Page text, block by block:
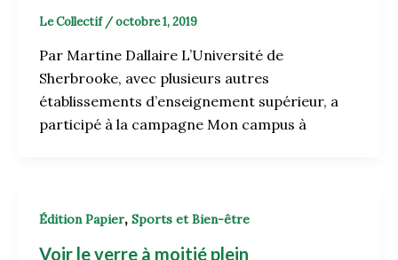
Le Collectif /octobre 1, 2019
Par Martine Dallaire L’Université de
Sherbrooke, avec plusieurs autres
établissements d’enseignement supérieur, a
participé à la campagne Mon campus à
Édition Papier, Sports et Bien-être
Voir le verre à moitié plein